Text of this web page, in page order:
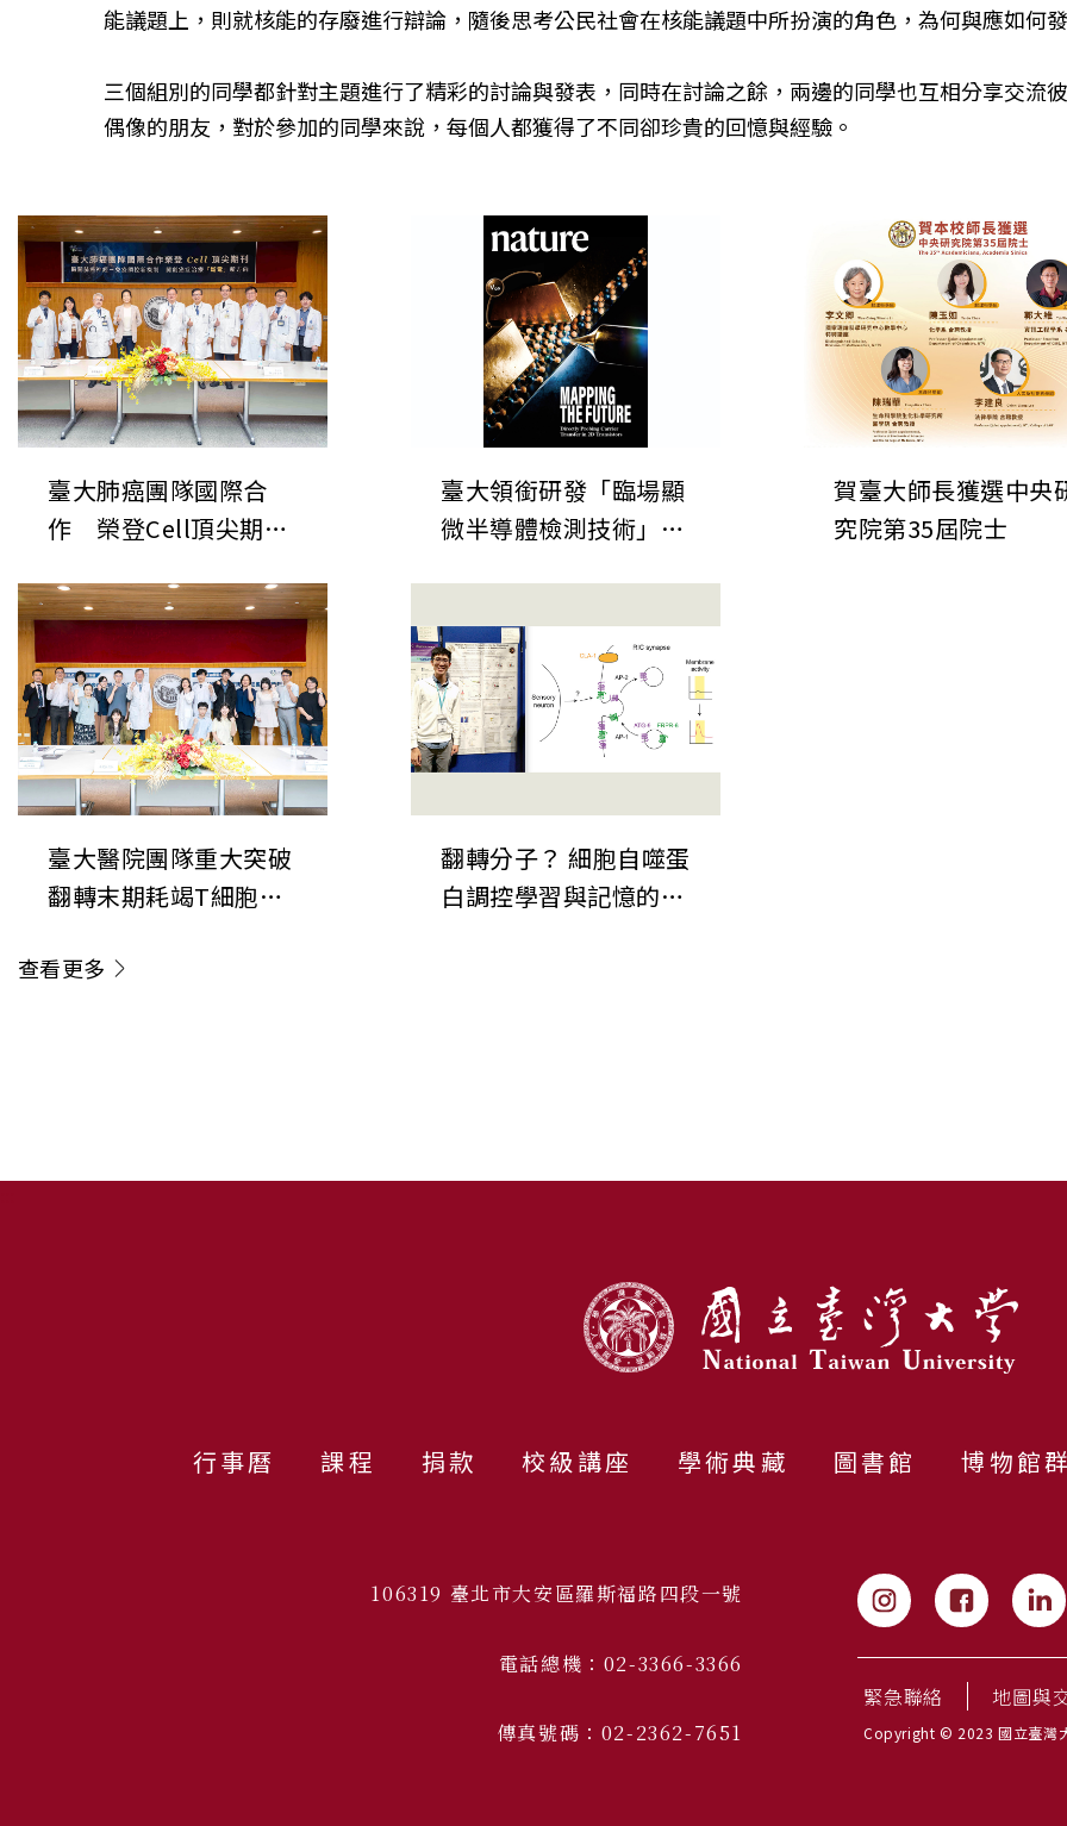
能議題上，則就核能的存廢進行辯論，隨後思考公民社會在核能議題中所扮演的角色，為何與應如何
三個組別的同學都針對主題進行了精彩的討論與發表，同時在討論之餘，兩邊的同學也互相分享交流
偶像的朋友，對於參加的同學來說，每個人都獲得了不同卻珍貴的回憶與經驗。
臺大肺癌團隊國際合
作 榮登Cell頂尖期刊
控新機制 開創癌症治療
「斷電」新方向
臺大領銜研發「臨場顯
微半導體檢測技術」發
鍵直接檢測技術
賀臺大師長獲選中央
究院第35屆院士
臺大醫院團隊重大突破
翻轉末期耗竭T細胞命
Immunology》
翻轉分子？ 細胞自噬蛋
白調控學習與記憶的嶄
查看更多
行事曆 課程 捐款 校級講座 學術典藏 圖書館 博物館
106319 臺北市大安區羅斯福路四段一號
電話總機：02-3366-3366
傳真號碼：02-2362-7651
緊急聯絡 地圖與
Copyright © 2023 國立臺灣